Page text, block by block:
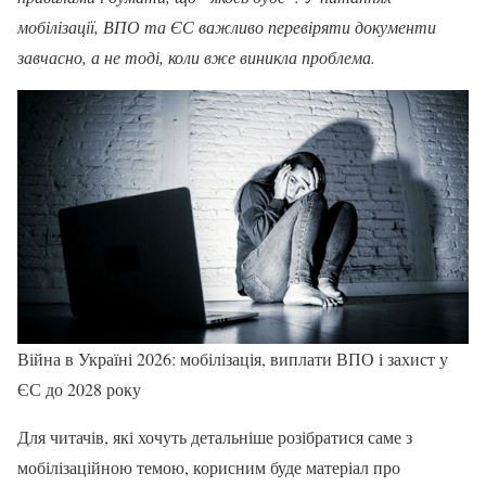
мобілізації, ВПО та ЄС важливо перевіряти документи
завчасно, а не тоді, коли вже виникла проблема.
Війна в Україні 2026: мобілізація, виплати ВПО і захист у
ЄС до 2028 року
Для читачів, які хочуть детальніше розібратися саме з
мобілізаційною темою, корисним буде матеріал про